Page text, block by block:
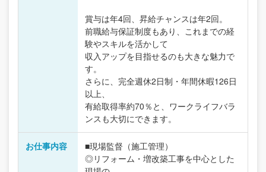
賞与は年4回、昇給チャンスは年2回。
前職給与保証制度もあり、これまでの経
験やスキルを活かして
収入アップを目指せるのも大きな魅力で
す。
さらに、完全週休2日制・年間休暇126日
以上、
有給取得率約70％と、ワークライフバラ
ンスも大切にできます。
お仕事内容
■現場監督（施工管理）
◎リフォーム・増改築工事を中心とした